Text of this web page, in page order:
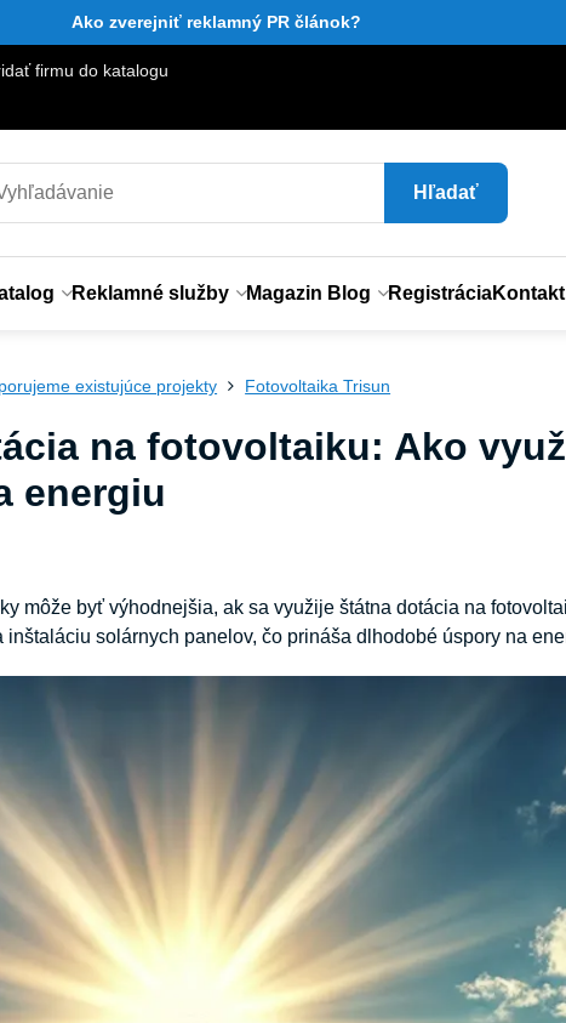
Ako zverejniť reklamný PR článok?
firmu do katalogu
Hľadať
Reklamné služby Magazin Blog RegistráciaKontakt
existujúce projekty Fotovoltaika Trisun
na fotovoltaiku: Ako
energiu
môže byť výhodnejšia, ak sa využije štátna dotácia na
inštaláciu solárnych panelov, čo prináša dlhodobé úspory na